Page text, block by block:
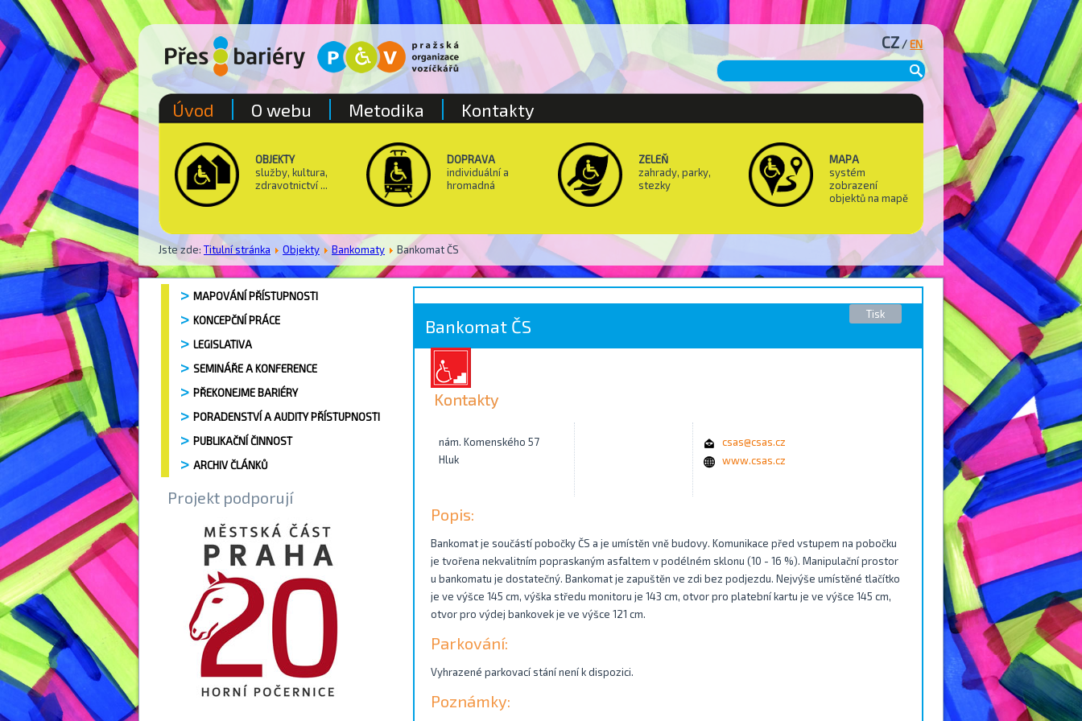
OBJEKTY
služby, kultura,
zdravotnictví ...
DOPRAVA
individuální a
hromadná
ZELEŇ
zahrady, parky,
stezky
MAPA
systém
zobrazení
objektů na mapě
CZ/EN
Jste zde: Titulní stránka Objekty Bankomaty Bankomat ČS
Úvod O webu Metodika Kontakty
MAPOVÁNÍ PŘÍSTUPNOSTI
KONCEPČNÍ PRÁCE
LEGISLATIVA
SEMINÁŘE A KONFERENCE
PŘEKONEJME BARIÉRY
PORADENSTVÍ A AUDITY PŘÍSTUPNOSTI
PUBLIKAČNÍ ČINNOST
ARCHIV ČLÁNKŮ
Projekt podporují
Tisk
Bankomat ČS
Kontakty
nám. Komenského 57
Hluk
csas@csas.cz
www.csas.cz
Popis:
Bankomat je součástí pobočky ČS a je umístěn vně budovy. Komunikace před vstupem na pobočku
je tvořena nekvalitním popraskaným asfaltem v podélném sklonu (10 - 16 %). Manipulační prostor
u bankomatu je dostatečný. Bankomat je zapuštěn ve zdi bez podjezdu. Nejvýše umístěné tlačítko
je ve výšce 145 cm, výška středu monitoru je 143 cm, otvor pro platební kartu je ve výšce 145 cm,
otvor pro výdej bankovek je ve výšce 121 cm.
Parkování:
Vyhrazené parkovací stání není k dispozici.
Poznámky: